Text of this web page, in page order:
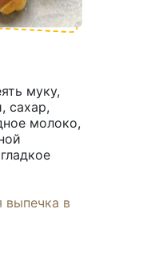
муку,
сахар,
молоко,
выпечка в